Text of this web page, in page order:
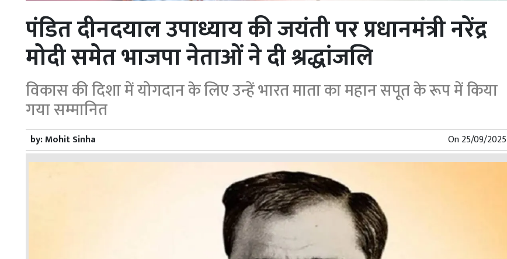
पंडित दीनदयाल उपाध्याय की जयंती पर प्रधानमंत्री नरेंद्र
मोदी समेत भाजपा नेताओं ने दी श्रद्धांजलि
विकास की दिशा में योगदान के लिए उन्हें भारत माता का महान सपूत के रूप में किया
गया सम्मानित
by:Mohit Sinha On25/09/2025